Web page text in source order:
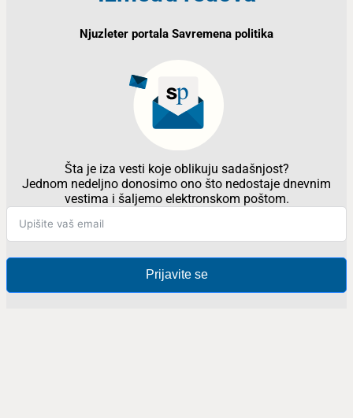
Njuzleter portala Savremena politika
Šta je iza vesti koje oblikuju sadašnjost?
Jednom nedeljno donosimo ono što nedostaje dnevnim
vestima i šaljemo elektronskom poštom.
Prijavite se